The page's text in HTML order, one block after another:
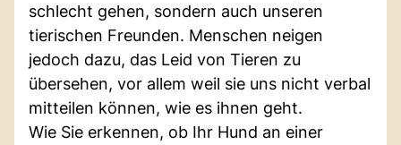
schlecht gehen, sondern auch unseren
tierischen Freunden. Menschen neigen
jedoch dazu, das Leid von Tieren zu
übersehen, vor allem weil sie uns nicht verbal
mitteilen können, wie es ihnen geht.
Wie Sie erkennen, ob Ihr Hund an einer